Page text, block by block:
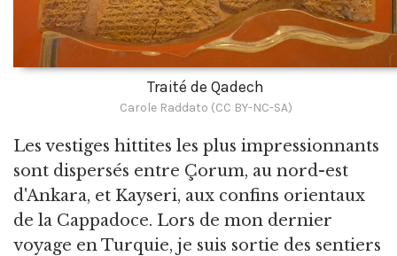
Traité de Qadech
Carole Raddato (CC BY-NC-SA)
Les vestiges hittites les plus impressionnants
sont dispersés entre Çorum, au nord-est
d'Ankara, et Kayseri, aux confins orientaux
de la Cappadoce. Lors de mon dernier
voyage en Turquie, je suis sortie des sentiers